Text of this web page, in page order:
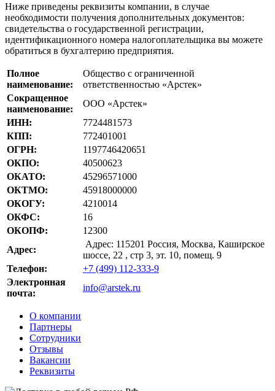
Ниже приведены реквизиты компании, в случае
необходимости получения дополнительных документов:
свидетельства о государственной регистрации,
идентификационного номера налогоплательщика вы можете
обратиться в бухгалтерию предприятия.
Полное
наименование:
Общество с ограниченной
ответственностью «Арстек»
Сокращенное
наименование:
ООО «Арстек»
ИНН:
7724481573
КПП:
772401001
ОГРН:
1197746420651
ОКПО:
40500623
ОКАТО:
45296571000
ОКТМО:
45918000000
ОКОГУ:
4210014
ОКФС:
16
ОКОПФ:
12300
Адрес:
Адрес: 115201 Россия, Москва, Каширское
шоссе, 22 , стр 3, эт. 10, помещ. 9
Телефон:
+7 (499) 112-333-9
Электронная
почта:
info@arstek.ru
О компании
Партнеры
Сотрудники
Отзывы
Вакансии
Реквизиты